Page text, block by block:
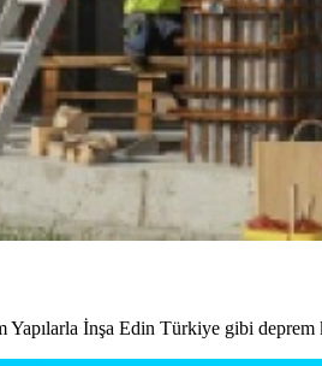
İnşa Edin Türkiye gibi deprem